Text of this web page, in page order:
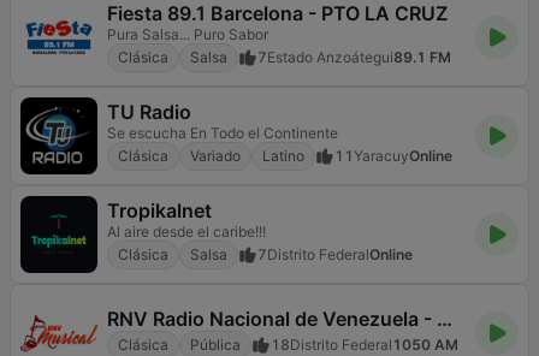
Fiesta 89.1 Barcelona - PTO LA CRUZ
Pura Salsa... Puro Sabor
Clásica
Salsa 7Estado Anzoátegui89.1 FM
TU Radio
Se escucha En Todo el Continente
Clásica
Variado Latino 11 YaracuyOnline
Tropikalnet
Al aire desde el caribe!!!
Clásica
Salsa 7Distrito FederalOnline
RNV Radio Nacional de Venezuela - Canal Musical
Clásica Pública 18Distrito Federal 1050 AM